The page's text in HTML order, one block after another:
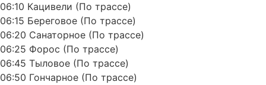
06:10 Кацивели (По трассе)
06:15 Береговое (По трассе)
06:20 Санаторное (По трассе)
06:25 Форос (По трассе)
06:45 Тыловое (По трассе)
06:50 Гончарное (По трассе)